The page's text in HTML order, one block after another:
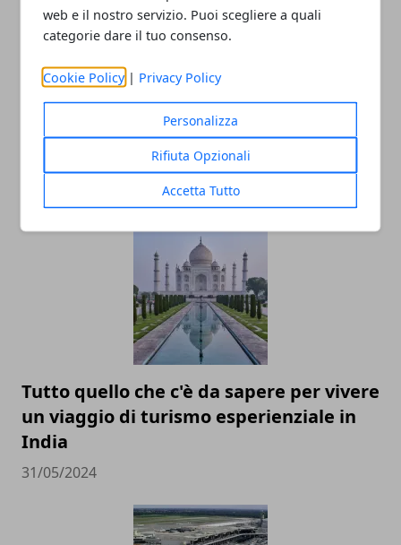
web e il nostro servizio. Puoi scegliere a quali
categorie dare il tuo consenso.
Cookie Policy | Privacy Policy
Personalizza
Rifiuta Opzionali
Accetta Tutto
Redazione
Tutto quello che c'è da sapere per vivere
un viaggio di turismo esperienziale in
India
31/05/2024